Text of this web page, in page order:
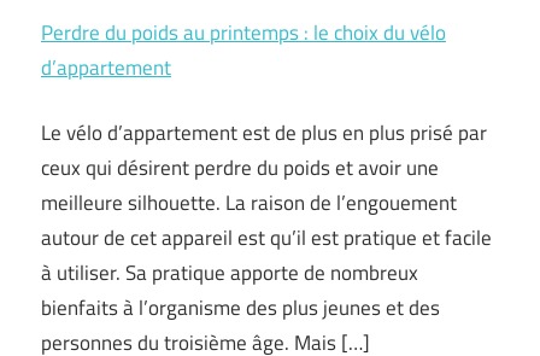
Perdre du poids au printemps : le choix du vélo
d’appartement
Le vélo d’appartement est de plus en plus prisé par
ceux qui désirent perdre du poids et avoir une
meilleure silhouette. La raison de l’engouement
autour de cet appareil est qu’il est pratique et facile
à utiliser. Sa pratique apporte de nombreux
bienfaits à l’organisme des plus jeunes et des
personnes du troisième âge. Mais […]